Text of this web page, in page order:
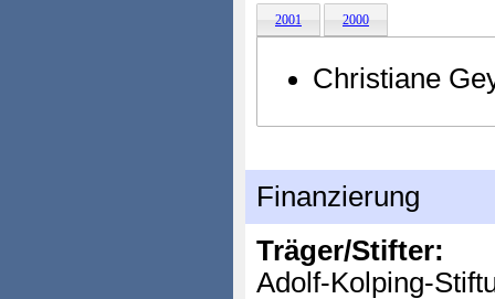
2001 2000
Christiane
Finanzierung
Träger/Stifter:
Adolf-Kolping-